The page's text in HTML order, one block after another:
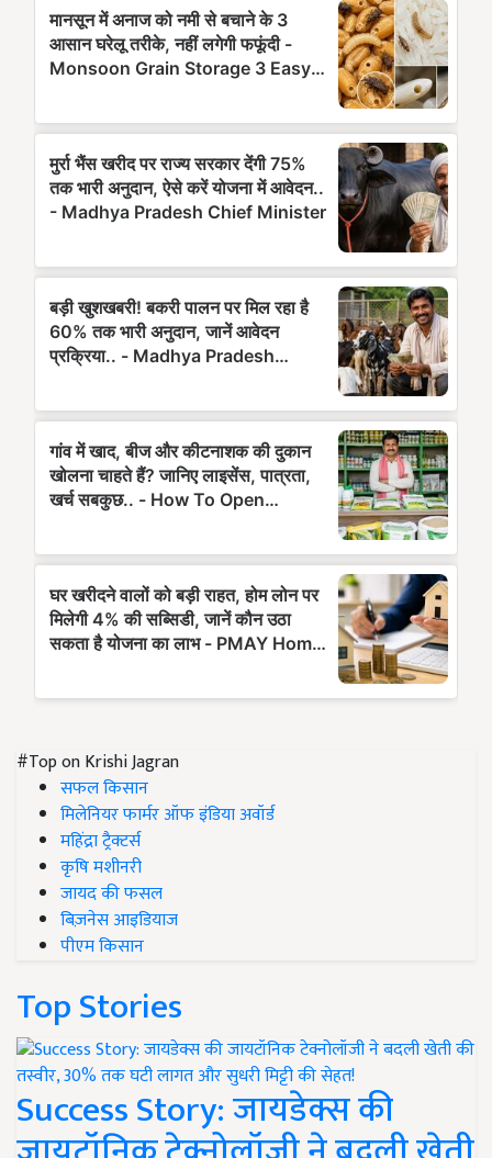
#Top on Krishi Jagran
सफल किसान
मिलेनियर फार्मर ऑफ इंडिया अवॉर्ड
महिंद्रा ट्रैक्टर्स
कृषि मशीनरी
जायद की फसल
बिज़नेस आइडियाज
पीएम किसान
Top Stories
Success Story: जायडेक्स की